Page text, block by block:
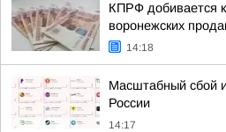
КПРФ добивается
воронежских
14:18
Масштабный сбой
России
14:17